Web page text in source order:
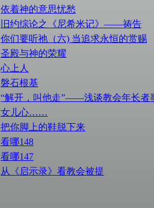
依着神的意思忧愁
旧约综论之《尼希米记》——祷告
你们要听祂（六) 当追求永恒的赏赐
圣殿与神的荣耀
心上人
磐石根基
“解开，叫他走”——浅谈教会年长者
女儿心……
把你脚上的鞋脱下来
看哪148
看哪147
从《启示录》看教会被提